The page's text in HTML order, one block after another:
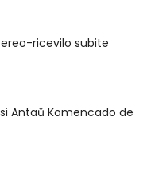
ricevilo subite
Antaŭ Komencado de